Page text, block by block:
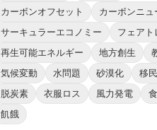
カーボンオフセット
カーボンニュ
サーキュラーエコノミー
フェアト
再生可能エネルギー
地方創生
気候変動
水問題 砂漠化
移民
脱炭素
衣服ロス 風力発電
飢餓